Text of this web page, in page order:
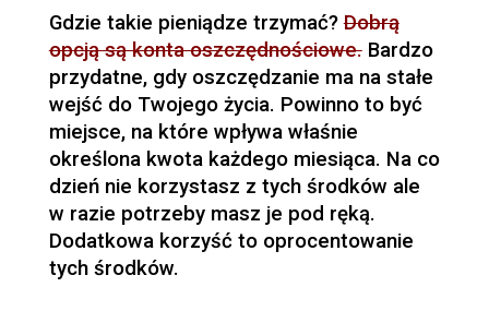
Gdzie takie pieniądze trzymać?Dobrą
opcją są konta oszczędnościowe.Bardzo
przydatne, gdy oszczędzanie ma na stałe
wejść do Twojego życia. Powinno to być
miejsce, na które wpływa właśnie
określona kwota każdego miesiąca. Na co
dzień nie korzystasz z tych środków ale
w razie potrzeby masz je pod ręką.
Dodatkowa korzyść to oprocentowanie
tych środków.